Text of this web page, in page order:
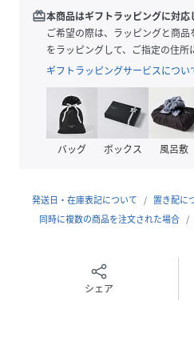
・身体の自然なラインに沿った
高機能素材とミニマルデザイン
ンユースまでシーンを選ばず活躍
性別タイプ メンズ
素材
本体：ナイロン
リエステル98%,
クリーニング ご家庭で洗濯が
redeem本商品はギフトラッピングに対応
ご希望の際は、ラッピングと商
をラッピングして、ご指定の住所
ギフトラッピングサービスについ
バッグ ボックス 風呂敷
発送日・在庫表記について 置き配に
同時に複数の商品を注文された場合
シェア